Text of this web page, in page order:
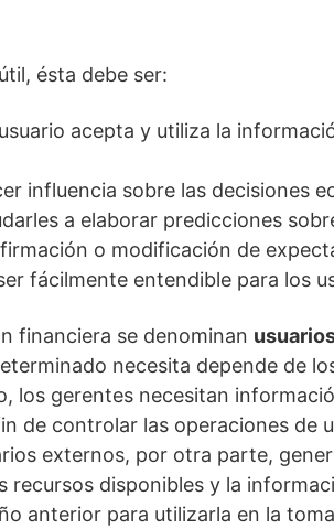
ésta debe ser:
acepta y utiliza la
influencia sobre las decisiones
a elaborar predicciones
o modificación de
fácilmente entendible para los
financiera se denominan
necesita depende de
los gerentes necesitan
de controlar las operaciones de
externos, por otra parte,
recursos disponibles y la
anterior para utilizarla en la